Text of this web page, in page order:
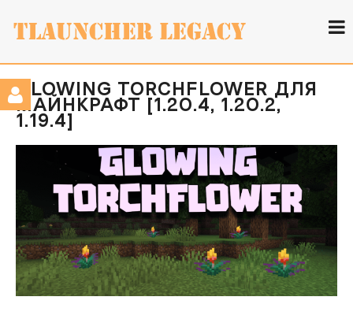
GLOWING TORCHFLOWER ДЛЯ
МАЙНКРАФТ [1.20.4, 1.20.2,
1.19.4]